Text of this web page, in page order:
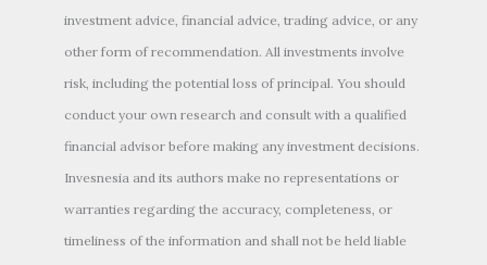
investment advice, financial advice, trading advice, or any
other form of recommendation. All investments involve
risk, including the potential loss of principal. You should
conduct your own research and consult with a qualified
financial advisor before making any investment decisions.
Invesnesia and its authors make no representations or
warranties regarding the accuracy, completeness, or
timeliness of the information and shall not be held liable